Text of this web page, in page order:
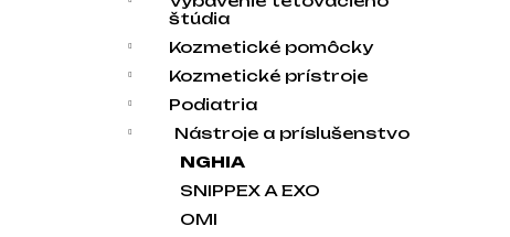
štúdia
Kozmetické pomôcky
Kozmetické prístroje
Podiatria
Nástroje a príslušenstvo
NGHIA
SNIPPEX A EXO
OMI